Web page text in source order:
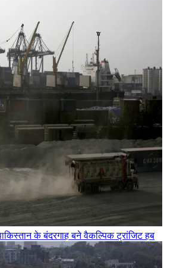
के बंदरगाह बने वैकल्पिक ट्रांजिट हब